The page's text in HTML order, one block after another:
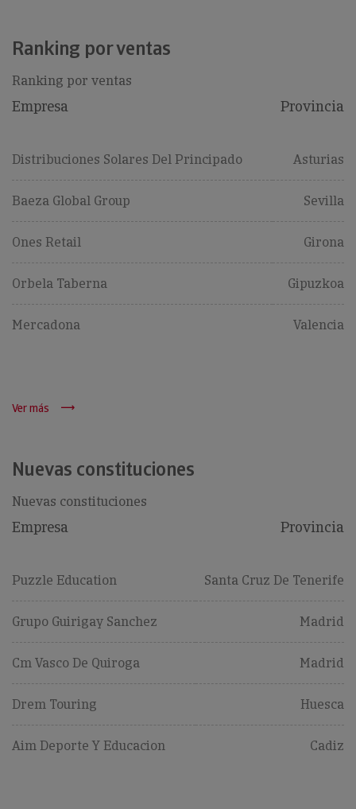
Ranking por ventas
Ranking por ventas
Empresa Provincia
Distribuciones Solares Del Principado Asturias
Baeza Global Group Sevilla
Ones Retail Girona
Orbela Taberna Gipuzkoa
Mercadona Valencia
Ver más
Nuevas constituciones
Nuevas constituciones
Empresa Provincia
Puzzle Education Santa Cruz De Tenerife
Grupo Guirigay Sanchez Madrid
Cm Vasco De Quiroga Madrid
Drem Touring Huesca
Aim Deporte Y Educacion Cadiz